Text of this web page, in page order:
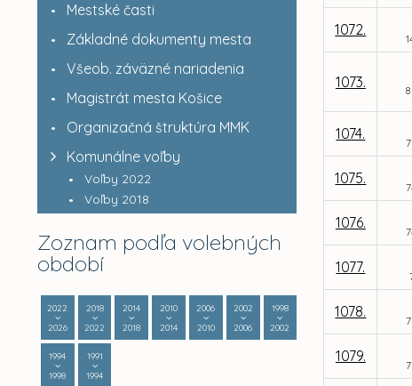
Mestské časti
Základné dokumenty mesta
Všeob. záväzné nariadenia
Magistrát mesta Košice
Organizačná štruktúra MMK
Komunálne voľby
Voľby 2022
Voľby 2018
Zoznam podľa volebných
období
2022
2026
2018
2022
2014
2018
2010
2014
2006
2010
2002
2006
1998
2002
1994
1998
1991
1994
1072.
1073.
1074.
1075.
1076.
1077.
1078.
1079.